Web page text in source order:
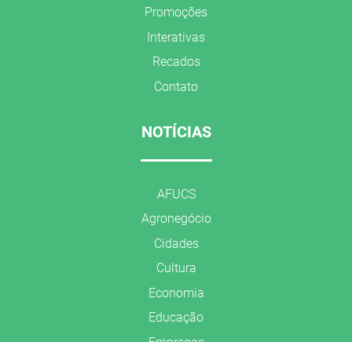
Promoções
Interativas
Recados
Contato
NOTÍCIAS
AFUCS
Agronegócio
Cidades
Cultura
Economia
Educação